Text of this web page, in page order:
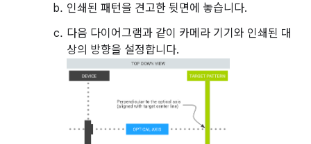
인쇄된 패턴을 견고한 뒷면에 놓습니다.
다음 다이어그램과 같이 카메라 기기와 인쇄된 대
상의 방향을 설정합니다.